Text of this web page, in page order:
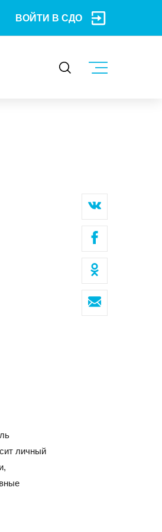
ВОЙТИ В СДО
д. 35, кор.
личный